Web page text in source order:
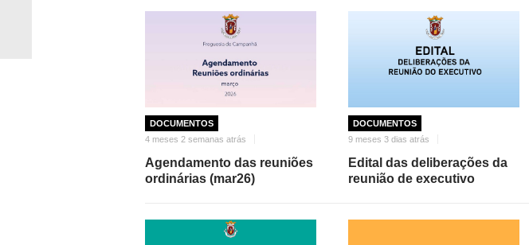
DOCUMENTOS
4 meses 2 semanas atrás
Agendamento das reuniões
ordinárias (mar26)
DOCUMENTOS
9 meses 3 dias atrás
Edital das deliberações da
reunião de executivo